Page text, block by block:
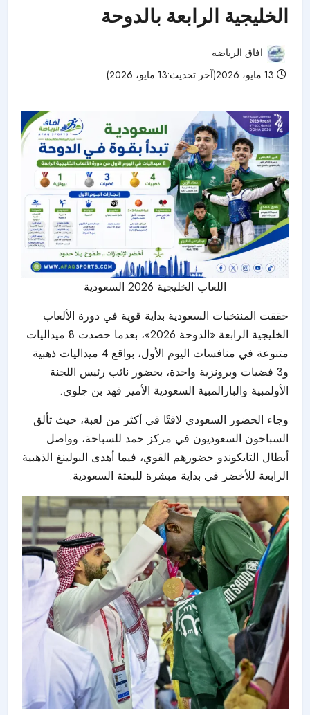
الخليجية الرابعة بالدوحة
افاق الرياضه
اللعاب الخليجية 2026 السعودية
حققت المنتخبات السعودية بداية قوية في دورة الألعاب
الخليجية الرابعة «الدوحة 2026»، بعدما حصدت 8 ميداليات
متنوعة في منافسات اليوم الأول، بواقع 4 ميداليات ذهبية
و3 فضيات وبرونزية واحدة، بحضور نائب رئيس اللجنة
الأولمبية والبارالمبية السعودية الأمير فهد بن جلوي.
وجاء الحضور السعودي لافتًا في أكثر من لعبة، حيث تألق
السباحون السعوديون في مركز حمد للسباحة، وواصل
أبطال التايكوندو حضورهم القوي، فيما أهدى البولينغ الذهبية
الرابعة للأخضر في بداية مبشرة للبعثة السعودية.